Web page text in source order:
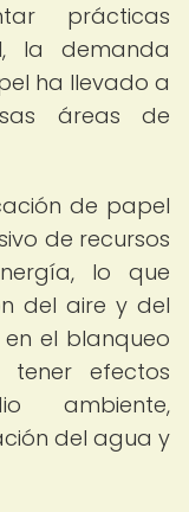
prácticas
la demanda
ha llevado a
áreas de
de papel
de recursos
lo que
del aire y del
el blanqueo
efectos
ambiente,
del agua y